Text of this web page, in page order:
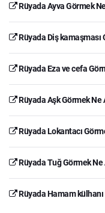
Rüyada Ayva Görmek
Rüyada Diş kamaşması
Rüyada Eza ve cefa
Rüyada Aşk Görmek Ne
Rüyada Lokantacı
Rüyada Tuğ Görmek Ne
Rüyada Hamam